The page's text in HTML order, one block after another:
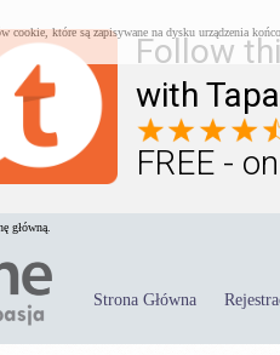
Follow
with
FREE -
które są zapisywane na dysku urządzenia
główną.
Strona Główna